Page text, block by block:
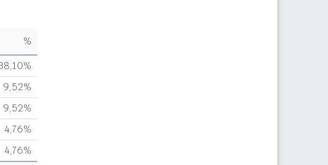
%
9,52%
9,52%
4,76%
4,76%